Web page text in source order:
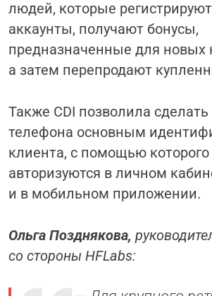
людей, которые
аккаунты, получают бонусы,
предназначенные для новых
а затем перепродают
Также CDI позволила
телефона основным
клиента, с помощью которого
авторизуются в личном
и в мобильном приложении.
Ольга Позднякова,
со стороны HFLabs: